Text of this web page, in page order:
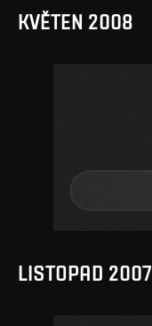
KVĚTEN 2008
LISTOPAD 2007